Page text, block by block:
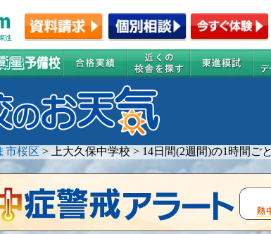
進
市桜区 > 上大久保中学校 > 14日間(2週間)の1時間ご